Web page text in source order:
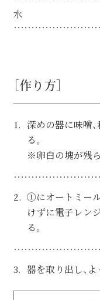
水
［作り方］
深めの器に味噌
る。
※卵白の塊が残
①にオートミール
けずに電子レン
る。
器を取り出し、よ